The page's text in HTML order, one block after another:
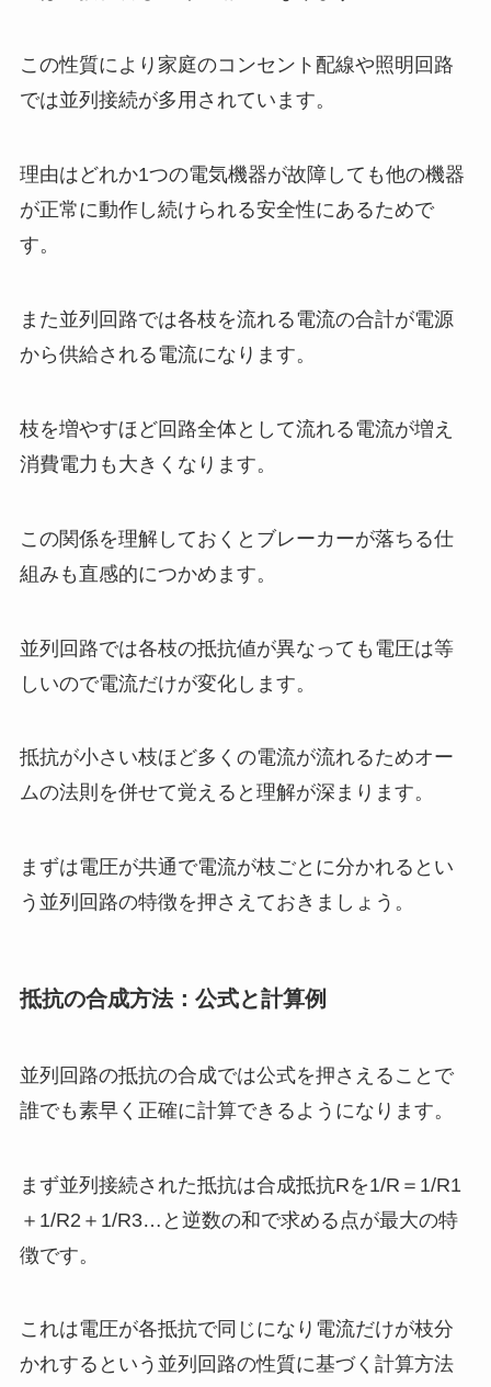
この性質により家庭のコンセント配線や照明回路
では並列接続が多用されています。
理由はどれか1つの電気機器が故障しても他の機器
が正常に動作し続けられる安全性にあるためで
す。
また並列回路では各枝を流れる電流の合計が電源
から供給される電流になります。
枝を増やすほど回路全体として流れる電流が増え
消費電力も大きくなります。
この関係を理解しておくとブレーカーが落ちる仕
組みも直感的につかめます。
並列回路では各枝の抵抗値が異なっても電圧は等
しいので電流だけが変化します。
抵抗が小さい枝ほど多くの電流が流れるためオー
ムの法則を併せて覚えると理解が深まります。
まずは電圧が共通で電流が枝ごとに分かれるとい
う並列回路の特徴を押さえておきましょう。
抵抗の合成方法：公式と計算例
並列回路の抵抗の合成では公式を押さえることで
誰でも素早く正確に計算できるようになります。
まず並列接続された抵抗は合成抵抗Rを1/R＝1/R1
＋1/R2＋1/R3…と逆数の和で求める点が最大の特
徴です。
これは電圧が各抵抗で同じになり電流だけが枝分
かれするという並列回路の性質に基づく計算方法